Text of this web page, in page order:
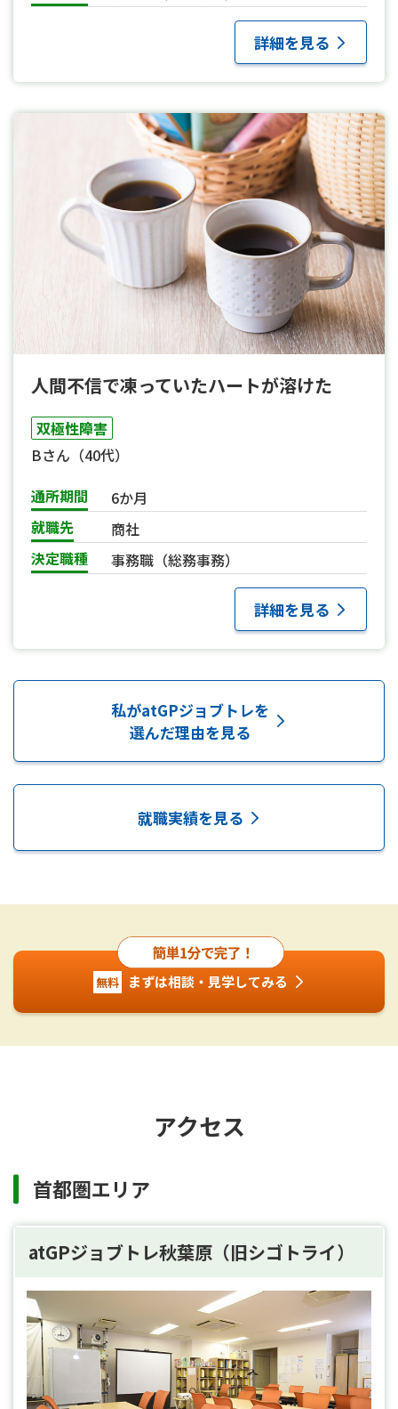
詳細を見る
人間不信で凍っていたハートが溶けた
双極性障害
Bさん（40代）
通所期間
6か月
就職先
商社
決定職種
事務職（総務事務）
詳細を見る
私がatGPジョブトレを
選んだ理由を見る 私がatGPジョブト
就職実績を見る
無料 まずは相談・見学してみる
アクセス
首都圏エリア
atGPジョブトレ秋葉原（旧シゴトライ）